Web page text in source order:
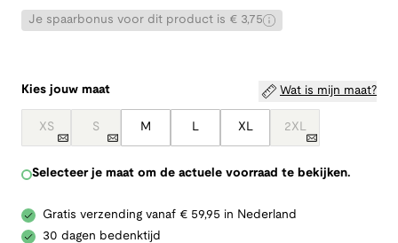
Je spaarbonus voor dit product is € 3,75
Kies jouw maat Wat is mijn maat?
XS S M L XL 2XL
Selecteer je maat om de actuele voorraad te bekijken.
Gratis verzending vanaf € 59,95 in Nederland
30 dagen bedenktijd